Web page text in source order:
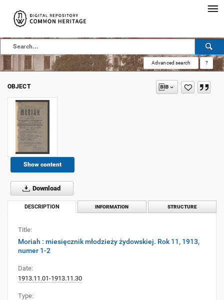
Advanced search ?
OBJECT
Show content
Download
DESCRIPTION INFORMATION STRUCTURE
Title:
Moriah : miesięcznik młodzieży żydowskiej. Rok 11, 1913,
numer 1-2
Date:
1913.11.01-1913.11.30
Type: